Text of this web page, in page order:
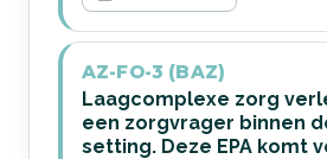
AZ-FO-3 (BAZ)
Laagcomplexe zorg
een zorgvrager binnen
setting. Deze EPA komt